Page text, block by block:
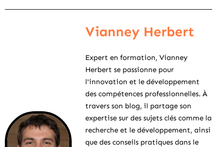
Vianney Herbert
Expert en formation, Vianney
Herbert se passionne pour
l'innovation et le développement
des compétences professionnelles. À
travers son blog, il partage son
expertise sur des sujets clés comme la
recherche et le développement, ainsi
que des conseils pratiques dans le